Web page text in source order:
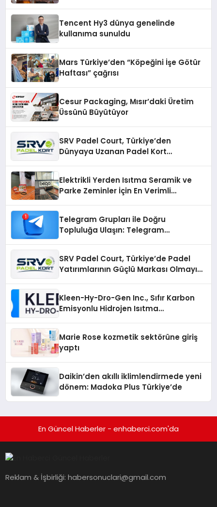
Tencent Hy3 dünya genelinde
kullanıma sunuldu
Mars Türkiye’den “Köpeğini İşe Götür
Haftası” çağrısı
Cesur Packaging, Mısır’daki Üretim
Üssünü Büyütüyor
SRV Padel Court, Türkiye’den
Dünyaya Uzanan Padel Kort
Elektrikli Yerden Isıtma Seramik ve
Parke Zeminler İçin En Verimli
Telegram Grupları ile Doğru
Topluluğa Ulaşın: Telegram
SRV Padel Court, Türkiye’de Padel
Yatırımlarının Güçlü Markası Olmayı
Kleen-Hy-Dro-Gen Inc., Sıfır Karbon
Emisyonlu Hidrojen Isıtma
Marie Rose kozmetik sektörüne giriş
yaptı
Daikin’den akıllı iklimlendirmede yeni
dönem: Madoka Plus Türkiye’de
En Güncel Haberler - enhaberci.com'da
Reklam & İşbirliği:habersonuclari@gmail.com